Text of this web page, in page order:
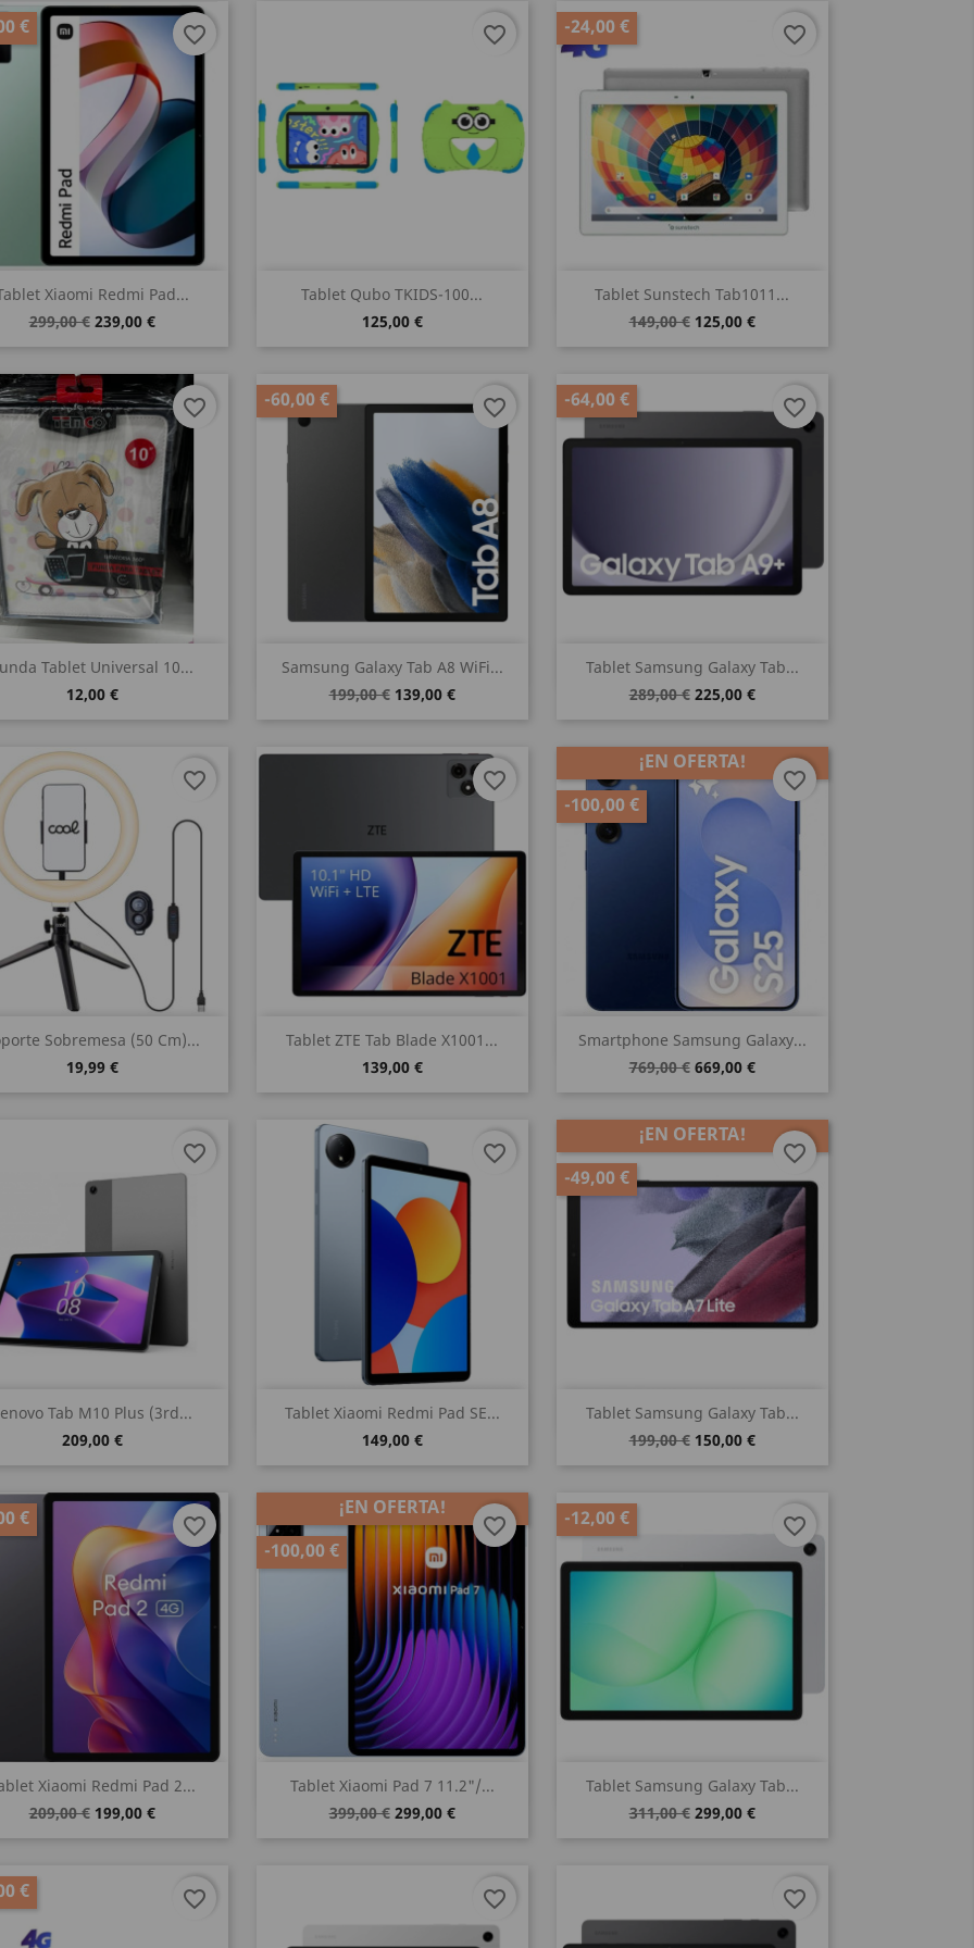
Xiaomi Redmi Pad...
299,00 € 239,00 €
€
Vista rápida
favorite_border
Tablet Qubo TKIDS-100...
125,00 €
Vista rápida
favorite_border
Tablet Sunstech Tab1011...
149,00 € 125,00 €
-24,00 €
Vista rápida
favorite_border
Tablet Universal 10...
12,00 €
Vista rápida
favorite_border
Samsung Galaxy Tab A8 WiFi...
199,00 € 139,00 €
-60,00 €
 Vista rápida
favorite_border
Tablet Samsung Galaxy Tab...
289,00 € 225,00 €
-64,00 €
Vista rápida
favorite_border
Sobremesa (50 Cm)...
19,99 €
Vista rápida
favorite_border
Tablet ZTE Tab Blade X1001...
139,00 €
Vista rápida
favorite_border
Smartphone Samsung Galaxy...
769,00 € 669,00 €
¡EN OFERTA!
-100,00 €
Vista rápida
favorite_border
Tab M10 Plus (3rd...
209,00 €
Vista rápida
favorite_border
Tablet Xiaomi Redmi Pad SE...
149,00 €
Vista rápida
favorite_border
Tablet Samsung Galaxy Tab...
199,00 € 150,00 €
¡EN OFERTA!
-49,00 €
Vista rápida
favorite_border
Xiaomi Redmi Pad 2...
209,00 € 199,00 €
€
Vista rápida
favorite_border
Tablet Xiaomi Pad 7 11.2"/...
399,00 € 299,00 €
¡EN OFERTA!
-100,00 €
Vista rápida
favorite_border
Tablet Samsung Galaxy Tab...
311,00 € 299,00 €
-12,00 €
Vista rápida
favorite_border
€ favorite_border favorite_border favorite_border